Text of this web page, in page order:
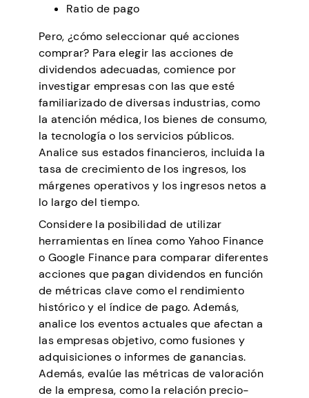
Ratio de pago
Pero, ¿cómo seleccionar qué acciones
comprar? Para elegir las acciones de
dividendos adecuadas, comience por
investigar empresas con las que esté
familiarizado de diversas industrias, como
la atención médica, los bienes de consumo,
la tecnología o los servicios públicos.
Analice sus estados financieros, incluida la
tasa de crecimiento de los ingresos, los
márgenes operativos y los ingresos netos a
lo largo del tiempo.
Considere la posibilidad de utilizar
herramientas en línea como Yahoo Finance
o Google Finance para comparar diferentes
acciones que pagan dividendos en función
de métricas clave como el rendimiento
histórico y el índice de pago. Además,
analice los eventos actuales que afectan a
las empresas objetivo, como fusiones y
adquisiciones o informes de ganancias.
Además, evalúe las métricas de valoración
de la empresa, como la relación precio-